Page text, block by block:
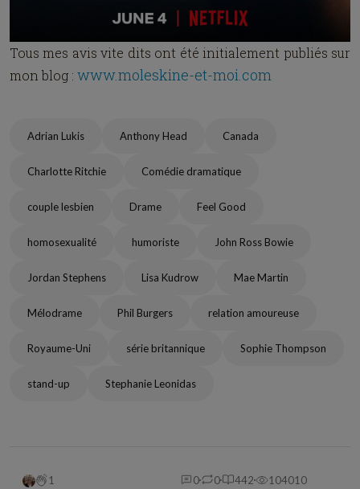
Tous mes avis vite dits ont été initialement publiés sur
mon blog : www.moleskine-et-moi.com
Adrian Lukis Anthony Head Canada
Charlotte Ritchie Comédie dramatique
couple lesbien Drame Feel Good
homosexualité humoriste John Ross Bowie
Jordan Stephens Lisa Kudrow Mae Martin
Mélodrame Phil Burgers relation amoureuse
Royaume-Uni série britannique Sophie Thompson
stand-up Stephanie Leonidas
1 0 0 442 104010